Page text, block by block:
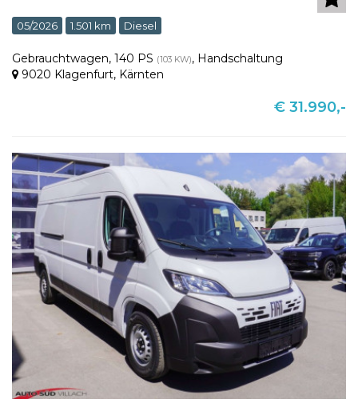
05/2026 1.501 km Diesel
Gebrauchtwagen, 140 PS (103 KW), Handschaltung
9020 Klagenfurt, Kärnten
€ 31.990,-